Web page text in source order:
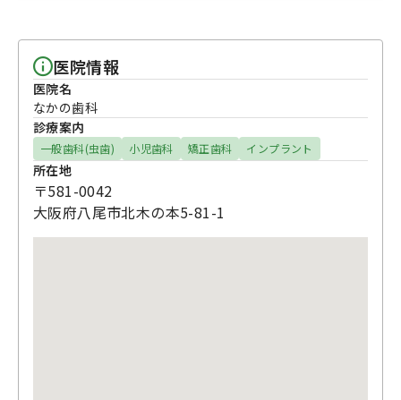
医院情報
医院名
なかの歯科
診療案内
一般歯科(虫歯) 小児歯科 矯正歯科 インプラント
所在地
〒581-0042
大阪府八尾市北木の本5-81-1